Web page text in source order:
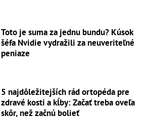
Toto je suma za jednu bundu? Kúsok
šéfa Nvidie vydražili za neuveriteľné
peniaze
5 najdôležitejších rád ortopéda pre
zdravé kosti a kĺby: Začať treba oveľa
skôr, než začnú bolieť